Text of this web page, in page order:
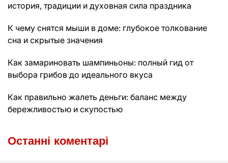
история, традиции и духовная сила праздника
К чему снятся мыши в доме: глубокое толкование
сна и скрытые значения
Как замариновать шампиньоны: полный гид от
выбора грибов до идеального вкуса
Как правильно жалеть деньги: баланс между
бережливостью и скупостью
Останні коментарі